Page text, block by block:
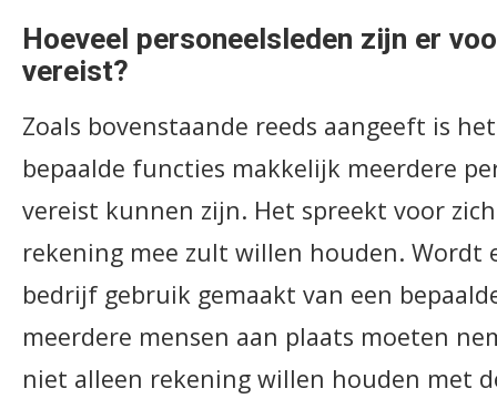
Hoeveel personeelsleden zijn er
vereist?
Zoals bovenstaande reeds aangeeft is
bepaalde functies makkelijk meerdere
vereist kunnen zijn. Het spreekt voor
rekening mee zult willen houden. Wordt
bedrijf gebruik gemaakt van een
meerdere mensen aan plaats moeten
niet alleen rekening willen houden met